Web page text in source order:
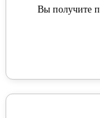
Вы получите